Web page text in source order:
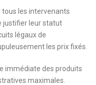
tous les intervenants
justifier leur statut
légaux de
les prix fixés.
immédiate des produits
maximales.